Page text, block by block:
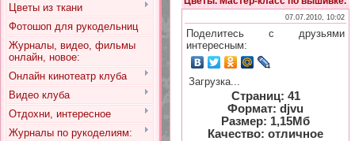
Цветы из ткани
Фотошоп для рукодельниц
Журналы, видео, фильмы
онлайн, новое:
Онлайн кинотеатр клуба
Видео клуба
Отдохни, интересное
Журналы по рукоделиям:
07.07.2010, 10:02
Поделитесь с друзьями
интересным:
Загрузка...
Страниц: 41
Формат: djvu
Размер: 1,15Мб
Качество: отличное